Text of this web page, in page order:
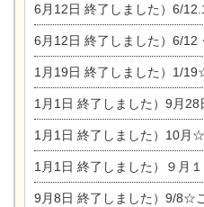
6月12日 終了しました）6/12.13★新築
6月12日 終了しました）6/12・13☆新築ハジメ
1月19日 終了しました）1/19☆新春！健康
1月1日 終了しました）9月28日(土
1月1日 終了しました）10月
1月1日 終了しました）９月１
9月8日 終了しました）9/8☆こども